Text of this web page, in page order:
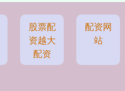
股票配
资越大
配资
配资网
站